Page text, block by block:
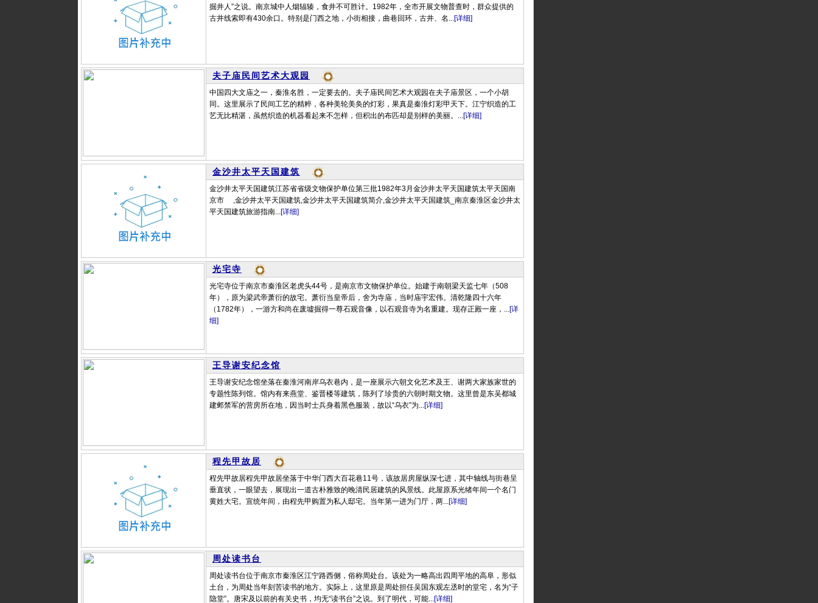
掘井人”之说。南京城中人烟辐辏，食井不可胜计。1982年，全市开展文物普查时，群众提供的
古井线索即有430余口。特别是门西之地，小街相接，曲巷回环，古井、名...[详细]
夫子庙民间艺术大观园
中国四大文庙之一，秦淮名胜，一定要去的。夫子庙民间艺术大观园在夫子庙景区，一个小胡
同。这里展示了民间工艺的精粹，各种美轮美奂的灯彩，果真是秦淮灯彩甲天下。江宁织造的工
艺无比精湛，虽然织造的机器看起来不怎样，但积出的布匹却是别样的美丽。...[详细]
金沙井太平天国建筑
金沙井太平天国建筑江苏省省级文物保护单位第三批1982年3月金沙井太平天国建筑太平天国南
京市 ,金沙井太平天国建筑,金沙井太平天国建筑简介,金沙井太平天国建筑_南京秦淮区金沙井太
平天国建筑旅游指南...[详细]
光宅寺
光宅寺位于南京市秦淮区老虎头44号，是南京市文物保护单位。始建于南朝梁天监七年（508
年），原为梁武帝萧衍的故宅。萧衍当皇帝后，舍为寺庙，当时庙宇宏伟。清乾隆四十六年
（1782年），一游方和尚在废墟掘得一尊石观音像，以石观音寺为名重建。现存正殿一座，...[详
细]
王导谢安纪念馆
王导谢安纪念馆坐落在秦淮河南岸乌衣巷内，是一座展示六朝文化艺术及王、谢两大家族家世的
专题性陈列馆。馆内有来燕堂、鉴晋楼等建筑，陈列了珍贵的六朝时期文物。这里曾是东吴都城
建邺禁军的营房所在地，因当时士兵身着黑色服装，故以“乌衣”为...[详细]
程先甲故居
程先甲故居程先甲故居坐落于中华门西大百花巷11号，该故居房屋纵深七进，其中轴线与街巷呈
垂直状，一眼望去，展现出一道古朴雅致的晚清民居建筑的风景线。此屋原系光绪年间一个名门
黄姓大宅。宣统年间，由程先甲购置为私人邸宅。当年第一进为门厅，两...[详细]
周处读书台
周处读书台位于南京市秦淮区江宁路西侧，俗称周处台。该处为一略高出四周平地的高阜，形似
土台，为周处当年刻苦读书的地方。实际上，这里原是周处担任吴国东观左丞时的堂宅，名为“子
隐堂”。唐宋及以前的有关史书，均无“读书台”之说。到了明代，可能...[详细]